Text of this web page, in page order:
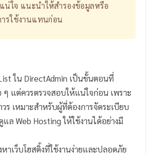
น่ใจ แนะนำให้สำรองข้อมูลหรือ
ารใช้งานแทนก่อน
ใน DirectAdmin เป็นขั้นตอนที่
ๆ แต่ควรตรวจสอบให้แน่ใจก่อน เพราะ
ร เหมาะสำหรับผู้ที่ต้องการจัดระเบียบ
ล Web Hosting ให้ใช้งานได้อย่างมี
าเว็บโฮสติ้งที่ใช้งานง่ายและปลอดภัย